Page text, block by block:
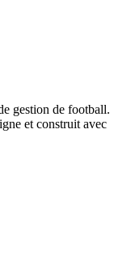
gestion de football.
et construit avec